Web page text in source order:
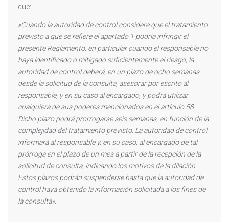
que:
»Cuando la autoridad de control considere que el tratamiento
previsto a que se refiere el apartado 1 podría infringir el
presente Reglamento, en particular cuando el responsable no
haya identificado o mitigado suficientemente el riesgo, la
autoridad de control deberá, en un plazo de ocho semanas
desde la solicitud de la consulta, asesorar por escrito al
responsable, y en su caso al encargado, y podrá utilizar
cualquiera de sus poderes mencionados en el artículo 58.
Dicho plazo podrá prorrogarse seis semanas, en función de la
complejidad del tratamiento previsto. La autoridad de control
informará al responsable y, en su caso, al encargado de tal
prórroga en el plazo de un mes a partir de la recepción de la
solicitud de consulta, indicando los motivos de la dilación.
Estos plazos podrán suspenderse hasta que la autoridad de
control haya obtenido la información solicitada a los fines de
la consulta».